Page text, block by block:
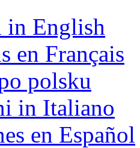
in English
en Français
polsku
in Italiano
en Español